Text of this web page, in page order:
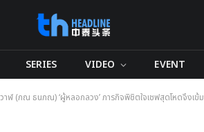
SERIES VIDEO EVENT
าฬ (ภณ ธนภณ) ‘ผู้หลอกลวง’ ภารกิจพิชิตใจเชฟสุดโหดจึงเข้